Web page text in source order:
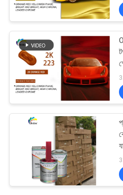
কার পেইন্ট
কার পেইন্ট থিনার